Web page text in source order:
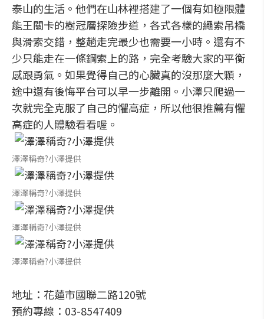
泰山的生活。他們在山林裡搭建了一個有如極限體
能王關卡的樹冠層探險步道，各式各樣的繩索吊橋
與滑索交錯，整趟走完最少也需要一小時。還有不
少只能走在一條鋼索上的路，完全考驗大家的平衡
感跟勇氣。如果覺得自己的心臟真的沒那麼大顆，
途中還有後悔平台可以早一步離開。小澤只爬過一
次就完全克服了自己的懼高症，所以他很推薦有懼
高症的人體驗看看喔。
澤澤稱奇?小澤提供
澤澤稱奇?小澤提供
澤澤稱奇?小澤提供
澤澤稱奇?小澤提供
地址：花蓮市國聯二路120號
預約專線：03-8547409